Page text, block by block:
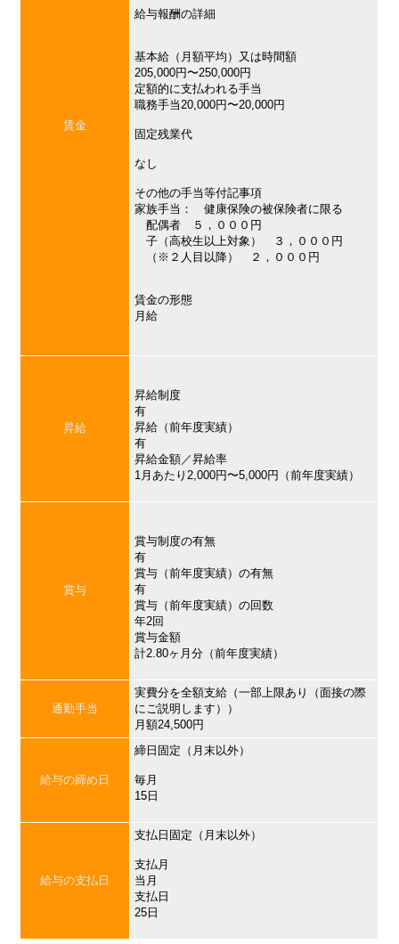
賃金
給与報酬の詳細
基本給（月額平均）又は時間額
205,000円〜250,000円
定額的に支払われる手当
職務手当20,000円〜20,000円
固定残業代
なし
その他の手当等付記事項
家族手当： 健康保険の被保険者に限る
配偶者 ５，０００円
子（高校生以上対象） ３，０００円
（※２人目以降） ２，０００円
賃金の形態
月給
昇給
昇給制度
有
昇給（前年度実績）
有
昇給金額／昇給率
1月あたり2,000円〜5,000円（前年度実績）
賞与
賞与制度の有無
有
賞与（前年度実績）の有無
有
賞与（前年度実績）の回数
年2回
賞与金額
計2.80ヶ月分（前年度実績）
通勤手当
実費分を全額支給（一部上限あり（面接の際
にご説明します））
月額24,500円
給与の締め日
締日固定（月末以外）
毎月
15日
給与の支払日
支払日固定（月末以外）
支払月
当月
支払日
25日